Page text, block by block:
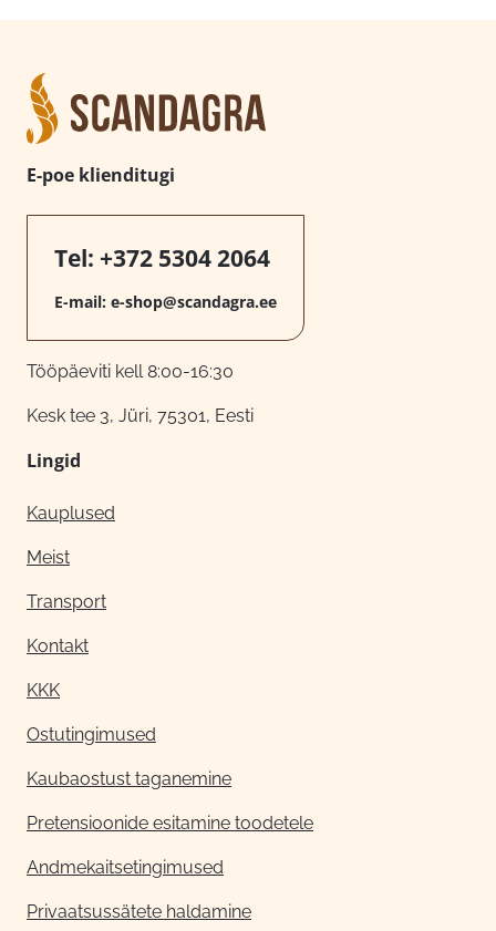
E-poe klienditugi
Tel: +372 5304 2064
E-mail: e-shop@scandagra.ee
Tööpäeviti kell 8:00-16:30
Kesk tee 3, Jüri, 75301, Eesti
Lingid
Kauplused
Meist
Transport
Kontakt
KKK
Ostutingimused
Kaubaostust taganemine
Pretensioonide esitamine toodetele
Andmekaitsetingimused
Privaatsussätete haldamine